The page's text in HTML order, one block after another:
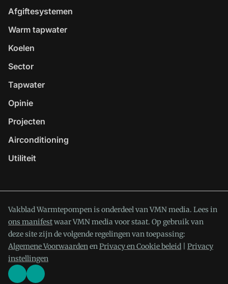
Afgiftesystemen
Warm tapwater
Koelen
Sector
Tapwater
Opinie
Projecten
Airconditioning
Utiliteit
Vakblad Warmtepompen is onderdeel van VMN media. Lees in
ons manifestwaar VMN media voor staat. Op gebruik van
deze site zijn de volgende regelingen van toepassing:
Algemene VoorwaardenenPrivacy en Cookie beleid
Privacy
instellingen